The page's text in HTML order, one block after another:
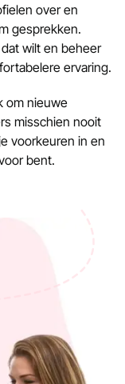
over en
gesprekken.
wilt en beheer
ervaring.
om nieuwe
misschien nooit
voorkeuren in en
bent.